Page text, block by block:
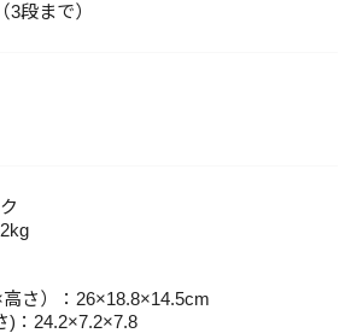
段まで）
さ）：26×18.8×14.5cm
)：24.2×7.2×7.8